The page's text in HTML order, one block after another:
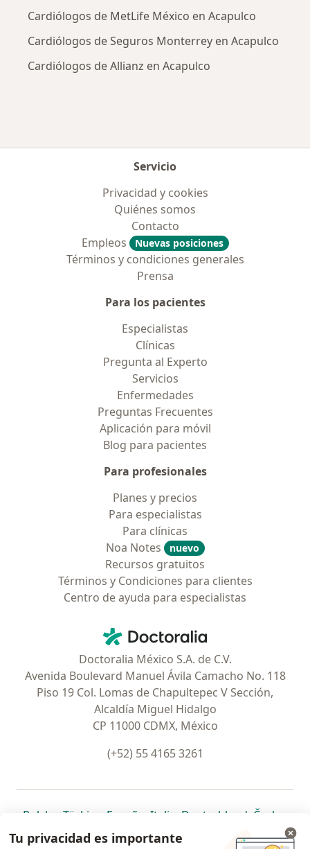
Cardiólogos de MetLife México en Acapulco
Cardiólogos de Seguros Monterrey en Acapulco
Cardiólogos de Allianz en Acapulco
Servicio
Privacidad y cookies
Quiénes somos
Contacto
Empleos
Nuevas posiciones
Términos y condiciones generales
Prensa
Para los pacientes
Especialistas
Clínicas
Pregunta al Experto
Servicios
Enfermedades
Preguntas Frecuentes
Aplicación para móvil
Blog para pacientes
Para profesionales
Planes y precios
Para especialistas
Para clínicas
Noa Notes
nuevo
Recursos gratuitos
Términos y Condiciones para clientes
Centro de ayuda para especialistas
Doctoralia - Página de inicio
Doctoralia México S.A. de C.V.
Avenida Boulevard Manuel Ávila Camacho No. 118
Piso 19 Col. Lomas de Chapultepec V Sección,
Alcaldía Miguel Hidalgo
CP 11000 CDMX, México
(+52) 55 4165 3261
Polska se abre en una nueva pestaña
Türkiye se abre en una nueva pestaña
España se abre en una nueva pestaña
Italia se abre en una nueva
Deutschlandse abre en
Česko
Portugal
se abre en una nueva pestaña
México se abre en una nueva pestaña
Chile se abre en una nueva pestaña
Brasil se abre en una nueva
se abre en
se
Tu privacidad es importante